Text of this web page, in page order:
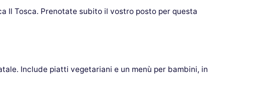
Il Tosca. Prenotate subito il vostro posto per questa
Include piatti vegetariani e un menù per bambini, in